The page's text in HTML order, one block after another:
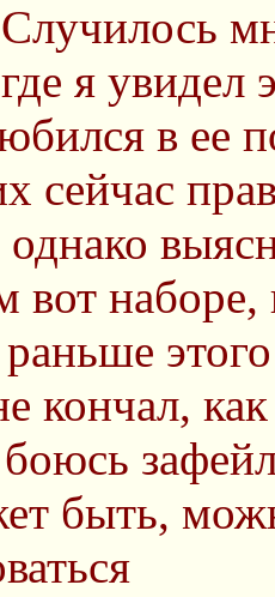
Случилось
где я увидел
в ее
сейчас
вот
кончал,
быть,